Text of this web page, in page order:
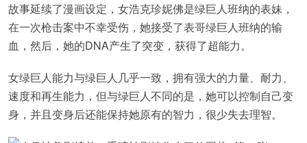
故事延续了漫画设定，女浩克珍妮佛是绿巨人班纳的表妹，
在一次枪击案中不幸受伤，她接受了表哥绿巨人班纳的输
血，然后，她的DNA产生了突变，获得了超能力。
女绿巨人能力与绿巨人几乎一致，拥有强大的力量、耐力、
速度和再生能力，但与绿巨人不同的是，她可以控制自己变
身，并且变身后还能保持她原有的智力，很少失去理智。